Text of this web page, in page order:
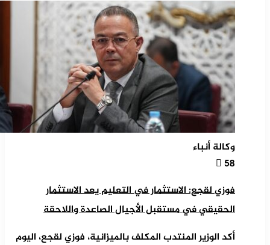
وكالة أنباء
58
فوزي لقجع: الاستثمار في التعليم يعد الاستثمار
الحقيقي في مستقبل الأجيال الصاعدة واللاحقة
أكد الوزير المنتدب المكلف بالميزانية، فوزي لقجع، اليوم